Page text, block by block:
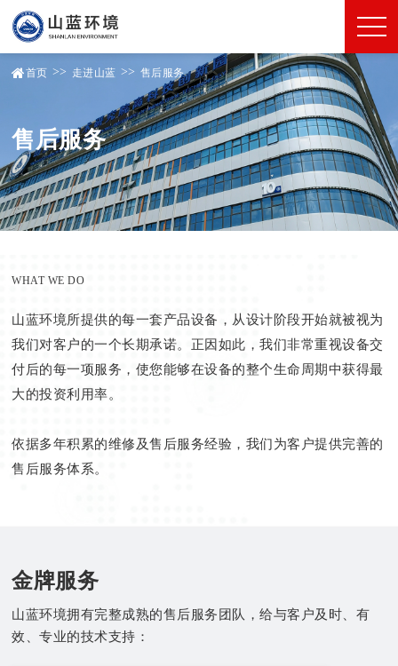
售后服务
首页 >> 走进山蓝 >> 售后服务
WHAT WE DO
山蓝环境所提供的每一套产品设备，从设计阶段开始就被视为
我们对客户的一个长期承诺。正因如此，我们非常重视设备交
付后的每一项服务，使您能够在设备的整个生命周期中获得最
大的投资利用率。
依据多年积累的维修及售后服务经验，我们为客户提供完善的
售后服务体系。
金牌服务
山蓝环境拥有完整成熟的售后服务团队，给与客户及时、有
效、专业的技术支持：